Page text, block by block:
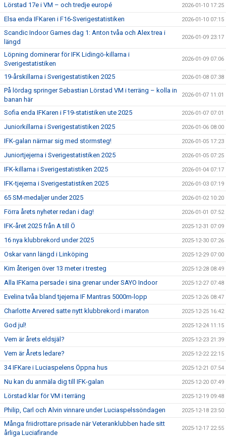
Lörstad 17e i VM – och tredje europé 2026-01-10 17:25
Elsa enda IFKaren i F16-Sverigestatistiken 2026-01-10 07:15
Scandic Indoor Games dag 1: Anton tvåa och Alex trea i
längd
2026-01-09 23:17
Löpning dominerar för IFK Lidingö-killarna i
Sverigestatistiken
2026-01-09 07:06
19-årskillarna i Sverigestatistiken 2025 2026-01-08 07:38
På lördag springer Sebastian Lörstad VM i terräng – kolla in
banan här
2026-01-07 11:01
Sofia enda IFKaren i F19-statistiken ute 2025 2026-01-07 07:01
Juniorkillarna i Sverigestatistiken 2025 2026-01-06 08:00
IFK-galan närmar sig med stormsteg! 2026-01-05 17:23
Juniortjejerna i Sverigestatistiken 2025 2026-01-05 07:25
IFK-killarna i Sverigestatistiken 2025 2026-01-04 07:17
IFK-tjejerna i Sverigestatistiken 2025 2026-01-03 07:19
65 SM-medaljer under 2025 2026-01-02 10:20
Förra årets nyheter redan i dag! 2026-01-01 07:52
IFK-året 2025 från A till Ö 2025-12-31 07:09
16 nya klubbrekord under 2025 2025-12-30 07:26
Oskar vann längd i Linköping 2025-12-29 07:00
Kim återigen över 13 meter i tresteg 2025-12-28 08:49
Alla IFKarna persade i sina grenar under SAYO Indoor 2025-12-27 07:48
Evelina tvåa bland tjejerna IF Mantras 5000m-lopp 2025-12-26 08:47
Charlotte Arvered satte nytt klubbrekord i maraton 2025-12-25 16:42
God jul! 2025-12-24 11:15
Vem är årets eldsjäl? 2025-12-23 21:39
Vem är Årets ledare? 2025-12-22 22:15
34 IFKare i Luciaspelens Öppna hus 2025-12-21 07:54
Nu kan du anmäla dig till IFK-galan 2025-12-20 07:49
Lörstad klar för VM i terräng 2025-12-19 09:48
Philip, Carl och Alvin vinnare under Luciaspelssöndagen 2025-12-18 23:50
Många friidrottare prisade när Veteranklubben hade sitt
årliga Luciafirande
2025-12-17 22:55